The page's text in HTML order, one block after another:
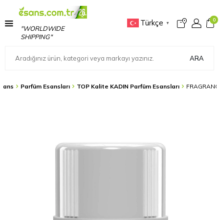
"WORLDWIDE
SHIPPING"
Türkçe ▼
0
ARA
Parfüm Esansları TOP Kalite KADIN Parfüm Esansları